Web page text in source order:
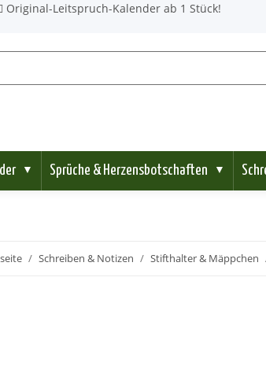
Original-Leitspruch-Kalender ab 1 Stück!
▼ Sprüche & Herzensbotschaften ▼
Schreiben & Notizen Stifthalter & Mäppchen